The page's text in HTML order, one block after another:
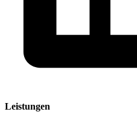
Leistungen